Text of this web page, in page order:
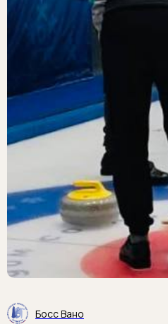
Босс Вано